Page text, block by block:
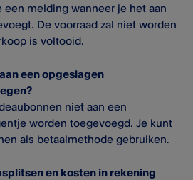
melding wanneer je het aan
De voorraad zal niet worden
is voltooid.
een opgeslagen
niet aan een
worden toegevoegd. Je kunt
als betaalmethode gebruiken.
en kosten in rekening